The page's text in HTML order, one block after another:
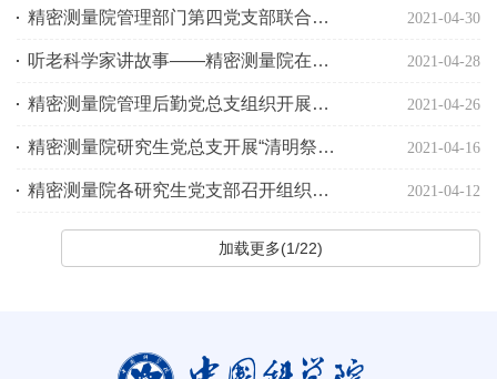
精密测量院管理部门第四党支部联合频标党支部组织开展国家安全教育主题党日活动 2021-04-30
听老科学家讲故事——精密测量院在党史学习教育中推动传承践行科学家精神 2021-04-28
精密测量院管理后勤党总支组织开展清明祭英烈系列活动 2021-04-26
精密测量院研究生党总支开展“清明祭英烈”祭扫活动 2021-04-16
精密测量院各研究生党支部召开组织生活会 2021-04-12
加载更多(1/22)